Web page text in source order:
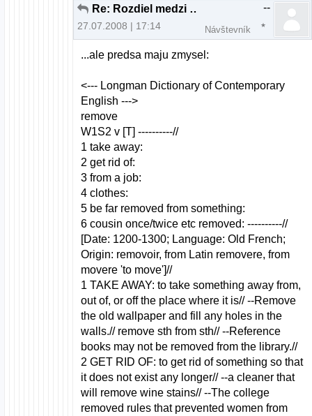
Re: Rozdiel medzi x86 a 64 bitovou verziou
27.07.2008 | 17:14
--
Návštevník
...ale predsa maju zmysel:
<--- Longman Dictionary of Contemporary
English --->
remove
W1S2 v [T] ----------//
1 take away:
2 get rid of:
3 from a job:
4 clothes:
5 be far removed from something:
6 cousin once/twice etc removed: ----------//
[Date: 1200-1300; Language: Old French;
Origin: removoir, from Latin removere, from
movere 'to move']//
1 TAKE AWAY: to take something away from,
out of, or off the place where it is// --Remove
the old wallpaper and fill any holes in the
walls.// remove sth from sth// --Reference
books may not be removed from the library.//
2 GET RID OF: to get rid of something so that
it does not exist any longer// --a cleaner that
will remove wine stains// --The college
removed rules that prevented women from